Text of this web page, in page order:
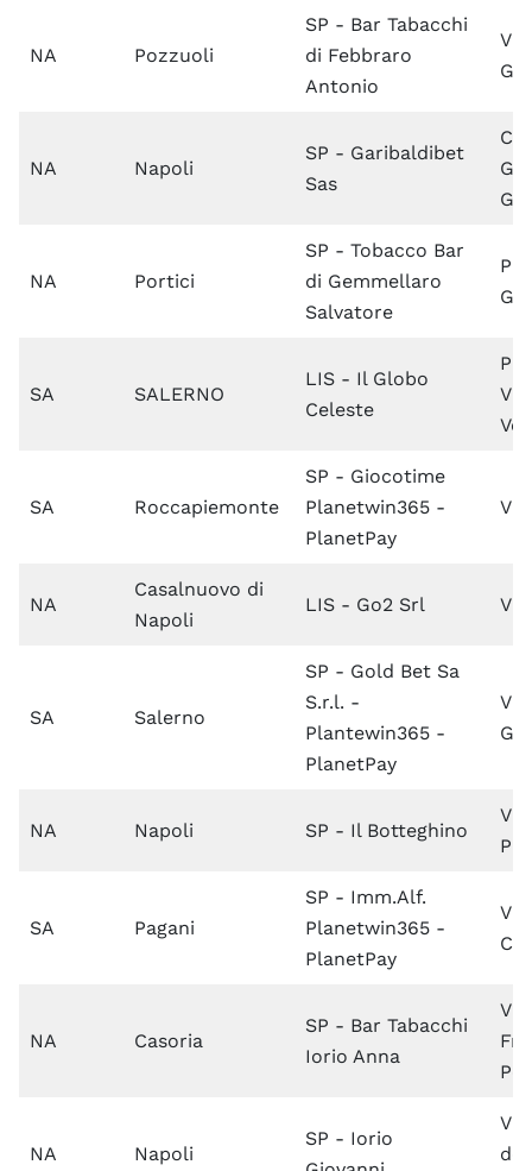
NA Pozzuoli
SP - Bar Tabacchi
di Febbraro
Antonio
NA Napoli
SP - Garibaldibet
Sas
NA Portici
SP - Tobacco Bar
di Gemmellaro
Salvatore
SA SALERNO
LIS - Il Globo
Celeste
SA Roccapiemonte
SP - Giocotime
Planetwin365 -
PlanetPay
Via
NA
Casalnuovo di
Napoli
LIS - Go2 Srl
SA Salerno
SP - Gold Bet Sa
S.r.l. -
Plantewin365 -
PlanetPay
NA Napoli SP - Il Botteghino
SA Pagani
SP - Imm.Alf.
Planetwin365 -
PlanetPay
Via
NA Casoria
SP - Bar Tabacchi
Iorio Anna
Via
NA Napoli
SP - Iorio